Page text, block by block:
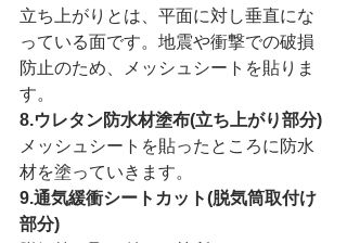
立ち上がりとは、平面に対し垂直にな
っている面です。地震や衝撃での破損
防止のため、メッシュシートを貼りま
す。
8.ウレタン防水材塗布(立ち上がり部分)
メッシュシートを貼ったところに防水
材を塗っていきます。
9.通気緩衝シートカット(脱気筒取付け
部分)